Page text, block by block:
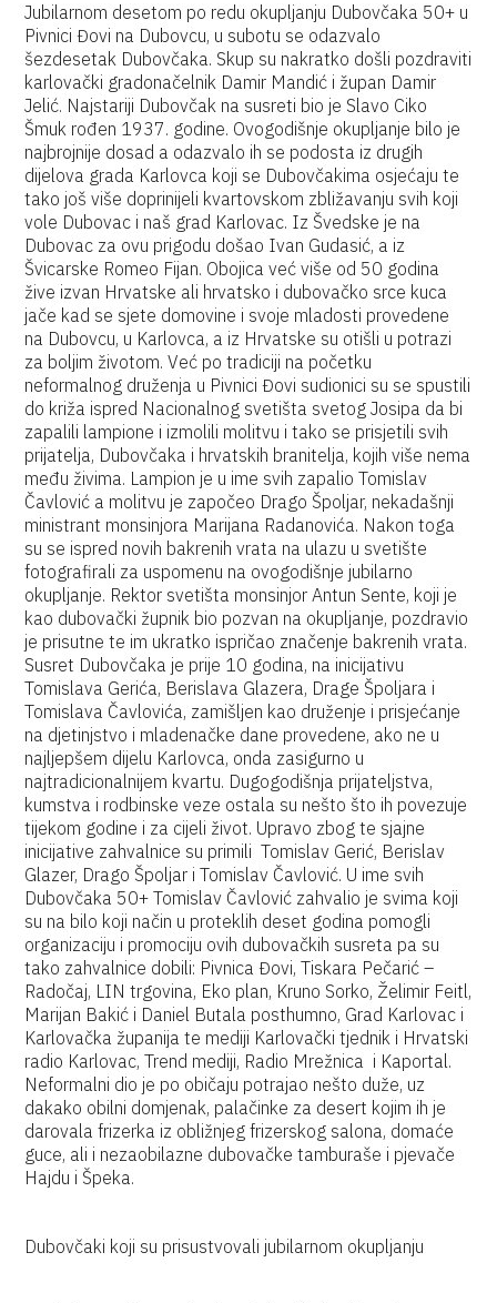
Jubilarnom desetom po redu okupljanju Dubovčaka 50+ u
Pivnici Đovi na Dubovcu, u subotu se odazvalo
šezdesetak Dubovčaka. Skup su nakratko došli pozdraviti
karlovački gradonačelnik Damir Mandić i župan Damir
Jelić. Najstariji Dubovčak na susreti bio je Slavo Ciko
Šmuk rođen 1937. godine. Ovogodišnje okupljanje bilo je
najbrojnije dosad a odazvalo ih se podosta iz drugih
dijelova grada Karlovca koji se Dubovčakima osjećaju te
tako još više doprinijeli kvartovskom zbližavanju svih koji
vole Dubovac i naš grad Karlovac. Iz Švedske je na
Dubovac za ovu prigodu došao Ivan Gudasić, a iz
Švicarske Romeo Fijan. Obojica već više od 50 godina
žive izvan Hrvatske ali hrvatsko i dubovačko srce kuca
jače kad se sjete domovine i svoje mladosti provedene
na Dubovcu, u Karlovca, a iz Hrvatske su otišli u potrazi
za boljim životom. Već po tradiciji na početku
neformalnog druženja u Pivnici Đovi sudionici su se spustili
do križa ispred Nacionalnog svetišta svetog Josipa da bi
zapalili lampione i izmolili molitvu i tako se prisjetili svih
prijatelja, Dubovčaka i hrvatskih branitelja, kojih više nema
među živima. Lampion je u ime svih zapalio Tomislav
Čavlović a molitvu je započeo Drago Špoljar, nekadašnji
ministrant monsinjora Marijana Radanovića. Nakon toga
su se ispred novih bakrenih vrata na ulazu u svetište
fotografirali za uspomenu na ovogodišnje jubilarno
okupljanje. Rektor svetišta monsinjor Antun Sente, koji je
kao dubovački župnik bio pozvan na okupljanje, pozdravio
je prisutne te im ukratko ispričao značenje bakrenih vrata.
Susret Dubovčaka je prije 10 godina, na inicijativu
Tomislava Gerića, Berislava Glazera, Drage Špoljara i
Tomislava Čavlovića, zamišljen kao druženje i prisjećanje
na djetinjstvo i mladenačke dane provedene, ako ne u
najljepšem dijelu Karlovca, onda zasigurno u
najtradicionalnijem kvartu. Dugogodišnja prijateljstva,
kumstva i rodbinske veze ostala su nešto što ih povezuje
tijekom godine i za cijeli život. Upravo zbog te sjajne
inicijative zahvalnice su primili Tomislav Gerić, Berislav
Glazer, Drago Špoljar i Tomislav Čavlović. U ime svih
Dubovčaka 50+ Tomislav Čavlović zahvalio je svima koji
su na bilo koji način u proteklih deset godina pomogli
organizaciju i promociju ovih dubovačkih susreta pa su
tako zahvalnice dobili: Pivnica Đovi, Tiskara Pečarić –
Radočaj, LIN trgovina, Eko plan, Kruno Sorko, Želimir Feitl,
Marijan Bakić i Daniel Butala posthumno, Grad Karlovac i
Karlovačka županija te mediji Karlovački tjednik i Hrvatski
radio Karlovac, Trend mediji, Radio Mrežnica i Kaportal.
Neformalni dio je po običaju potrajao nešto duže, uz
dakako obilni domjenak, palačinke za desert kojim ih je
darovala frizerka iz obližnjeg frizerskog salona, domaće
guce, ali i nezaobilazne dubovačke tamburaše i pjevače
Hajdu i Špeka.
Dubovčaki koji su prisustvovali jubilarnom okupljanju